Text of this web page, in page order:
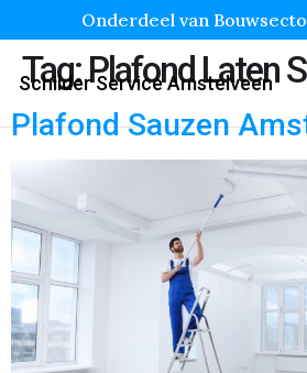
Onderdeel van
Schilder Service Amstelveen
Tag:Plafond Laten
Plafond Sauzen